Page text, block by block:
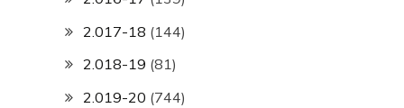
2.017-18 (144)
2.018-19 (81)
2.019-20 (744)